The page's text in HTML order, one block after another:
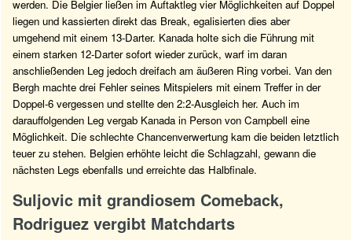
werden. Die Belgier ließen im Auftaktleg vier Möglichkeiten auf Doppel
liegen und kassierten direkt das Break, egalisierten dies aber
umgehend mit einem 13-Darter. Kanada holte sich die Führung mit
einem starken 12-Darter sofort wieder zurück, warf im daran
anschließenden Leg jedoch dreifach am äußeren Ring vorbei. Van den
Bergh machte drei Fehler seines Mitspielers mit einem Treffer in der
Doppel-6 vergessen und stellte den 2:2-Ausgleich her. Auch im
darauffolgenden Leg vergab Kanada in Person von Campbell eine
Möglichkeit. Die schlechte Chancenverwertung kam die beiden letztlich
teuer zu stehen. Belgien erhöhte leicht die Schlagzahl, gewann die
nächsten Legs ebenfalls und erreichte das Halbfinale.
Suljovic mit grandiosem Comeback,
Rodriguez vergibt Matchdarts